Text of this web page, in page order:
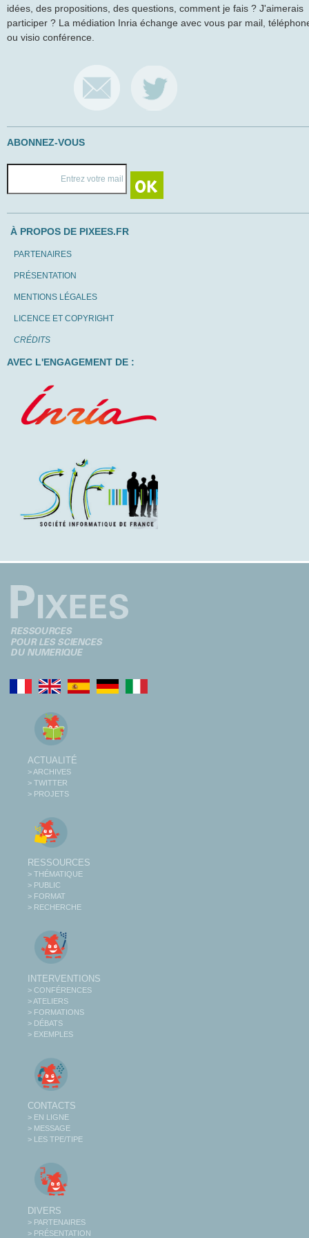
idées, des propositions, des questions, comment je fais ? J'aimerais
participer ? La médiation Inria échange avec vous par mail,
ou visio conférence.
ABONNEZ-VOUS
À PROPOS DE PIXEES.FR
PARTENAIRES
PRÉSENTATION
MENTIONS LÉGALES
LICENCE ET COPYRIGHT
CRÉDITS
AVEC L'ENGAGEMENT DE :
ACTUALITÉ
> ARCHIVES
> TWITTER
> PROJETS
RESSOURCES
> THÉMATIQUE
> PUBLIC
> FORMAT
> RECHERCHE
INTERVENTIONS
> CONFÉRENCES
> ATELIERS
> FORMATIONS
> DÉBATS
> EXEMPLES
CONTACTS
> EN LIGNE
> MESSAGE
> LES TPE/TIPE
DIVERS
> PARTENAIRES
> PRÉSENTATION